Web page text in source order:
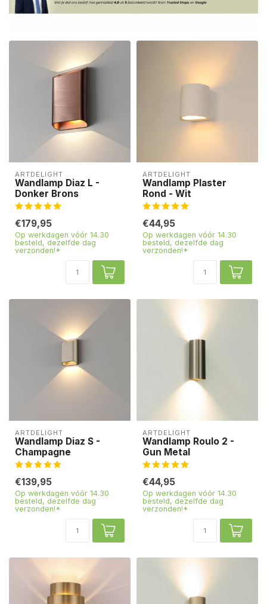
ARTDELIGHT
Wandlamp Diaz L -
Donker Brons
€179,95
Op werkdagen vóór 14.30
besteld, dezelfde dag
verzonden!*
ARTDELIGHT
Wandlamp Plaster
Rond - Wit
€44,95
Op werkdagen vóór 14.30
besteld, dezelfde dag
verzonden!*
ARTDELIGHT
Wandlamp Diaz S -
Champagne
€139,95
Op werkdagen vóór 14.30
besteld, dezelfde dag
verzonden!*
ARTDELIGHT
Wandlamp Roulo 2 -
Gun Metal
€44,95
Op werkdagen vóór 14.30
besteld, dezelfde dag
verzonden!*